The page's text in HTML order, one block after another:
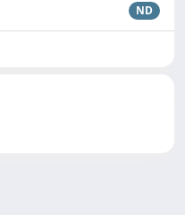
ND